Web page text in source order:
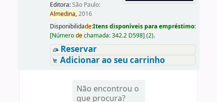
Editora:São Paulo:
Almedina,2016
Disponibilidade:Itens disponíveis para empréstimo:
[Númerodechamada:342.2 D598] (2).
Reservar
Adicionar ao seu carrinho
Não encontrou o
que procura?